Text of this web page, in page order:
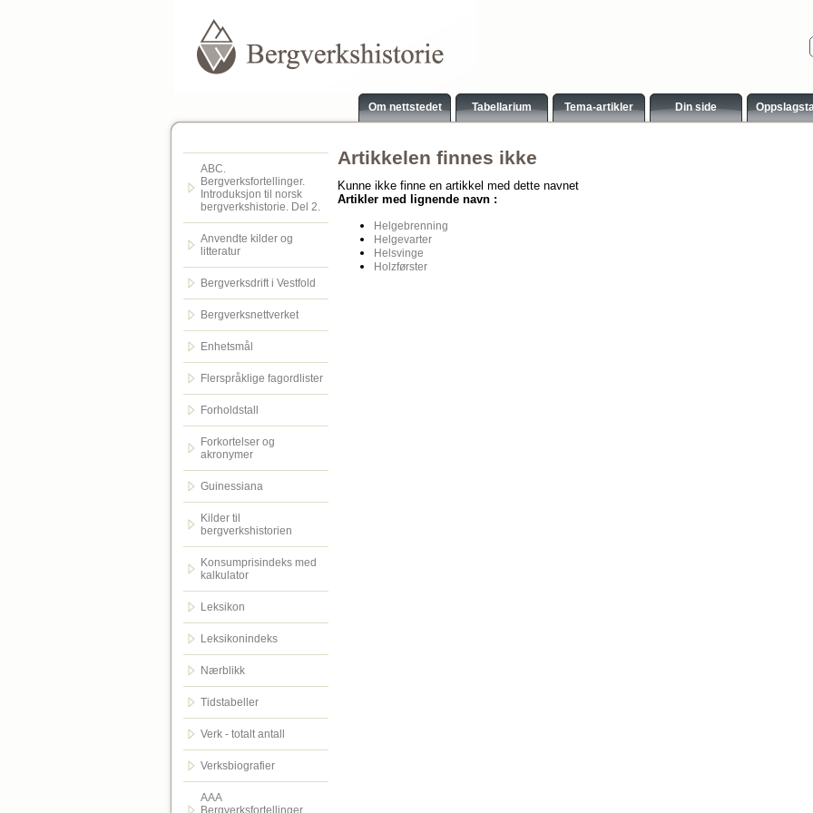
Om nettstedet Tabellarium Tema-artikler Din side
ABC.
Bergverksfortellinger.
Introduksjon til norsk
bergverkshistorie. Del 2.
Anvendte kilder og
litteratur
Bergverksdrift i Vestfold
Bergverksnettverket
Enhetsmål
Flerspråklige fagordlister
Forholdstall
Forkortelser og
akronymer
Guinessiana
Kilder til
bergverkshistorien
Konsumprisindeks med
kalkulator
Leksikon
Leksikonindeks
Nærblikk
Tidstabeller
Verk - totalt antall
Verksbiografier
AAA
Bergverksfortellinger.
Artikkelen finnes ikke
Kunne ikke finne en artikkel med dette navnet
Artikler med lignende navn :
Helgebrenning
Helgevarter
Helsvinge
Holzførster